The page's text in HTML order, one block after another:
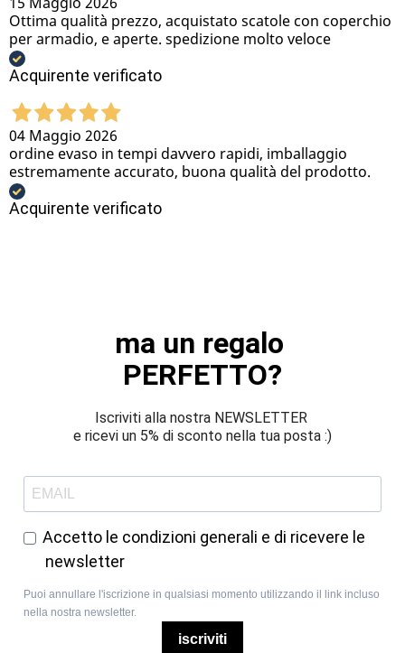
Ottima qualità prezzo, acquistato scatole con coperchio
per armadio, e aperte. spedizione molto veloce
Acquirente verificato
04 Maggio 2026
ordine evaso in tempi davvero rapidi, imballaggio
estremamente accurato, buona qualità del prodotto.
Acquirente verificato
ma un regalo
PERFETTO?
Iscriviti alla nostra NEWSLETTER
e ricevi un 5% di sconto nella tua posta :)
Accetto le condizioni generali e di ricevere le
newsletter
Puoi annullare l'iscrizione in qualsiasi momento utilizzando il link incluso
nella nostra newsletter.
iscriviti